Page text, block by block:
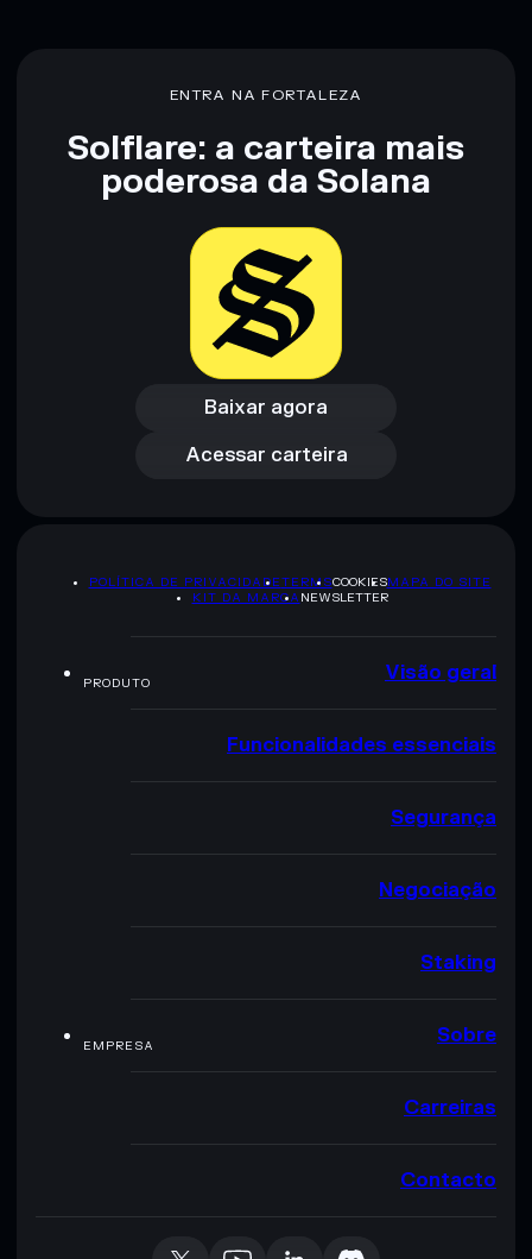
ENTRA NA FORTALEZA
Solflare: a carteira mais
poderosa da Solana
Baixar agora
Baixar agora
Acessar carteira
Acessar carteira
POLÍTICA DE PRIVACIDADETERMSCOOKIESMAPA DO SITE
KIT DA MARCA NEWSLETTER
PRODUTO Visão geral
Funcionalidades essenciais
Segurança
Negociação
Staking
EMPRESA Sobre
Carreiras
Contacto